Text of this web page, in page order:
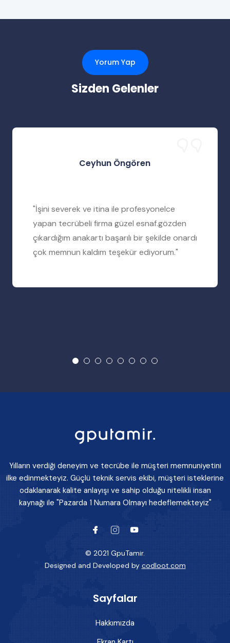
Yorum Yap
Sizden Gelenler
Ceyhun Öngören
"İşini severek ve itina ile profesyonelce
yapan tecrübeli firma güzel esnaf.gözden
çıkardığım anakartı başarılı bir şekilde onardı
çok memnun kaldım teşekür ediyorum."
Yılların verdiği deneyim ve tecrübe ile müşteri memnuniyetini
ilke edinmekteyiz. Güçlü teknik servis ekibi, müşteri isteklerine
odaklanarak kalite anlayışı ve sahip olduğu nitelikli insan
kaynağı ile "Pazarda 1 Numara Olmayı hedeflemekteyiz"
© 2021 GpuTamir.
Designed and Developed by codloot.com
Sayfalar
Hakkımızda